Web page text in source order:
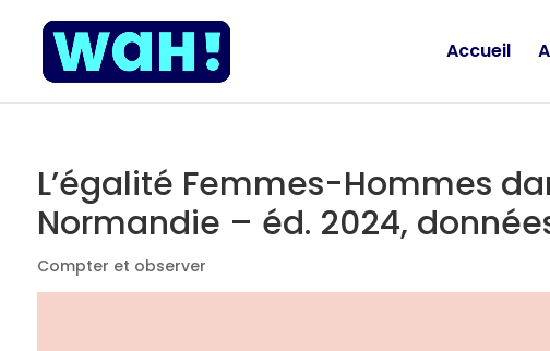
Accueil
L’égalité Femmes-Hommes
Normandie – éd. 2024,
Compter et observer